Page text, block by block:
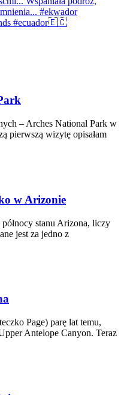
– Arches National Park w
pierwszą wizytę opisałam
w Arizonie
północy stanu Arizona, liczy
jest za jedno z
Page) parę lat temu,
Antelope Canyon. Teraz